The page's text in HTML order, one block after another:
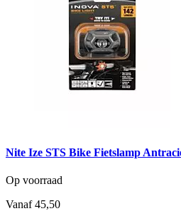
Nite Ize STS Bike Fietslamp
Op voorraad
Vanaf 45,50